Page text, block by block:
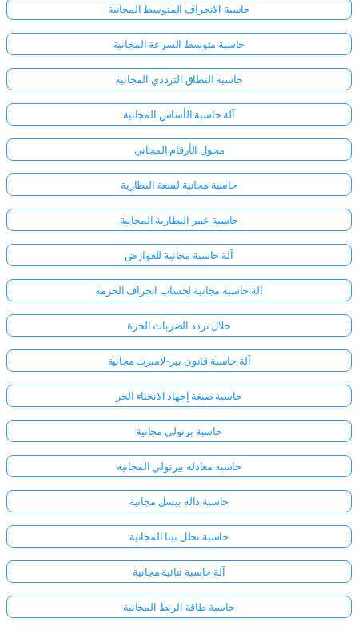
حاسبة الانحراف المتوسط المجانية
حاسبة متوسط السرعة المجانية
حاسبة النطاق الترددي المجانية
آلة حاسبة الأساس المجانية
محول الأرقام المجاني
حاسبة مجانية لسعة البطارية
حاسبة عمر البطارية المجانية
آلة حاسبة مجانية للعوارض
آلة حاسبة مجانية لحساب انحراف الحزمة
حلال تردد الضربات الحرة
آلة حاسبة قانون بير-لامبرت مجانية
حاسبة صيغة إجهاد الانحناء الحر
حاسبة برنولي مجانية
حاسبة معادلة بيرنولي المجانية
حاسبة دالة بيسل مجانية
حاسبة تحلل بيتا المجانية
آلة حاسبة ثنائية مجانية
حاسبة طاقة الربط المجانية